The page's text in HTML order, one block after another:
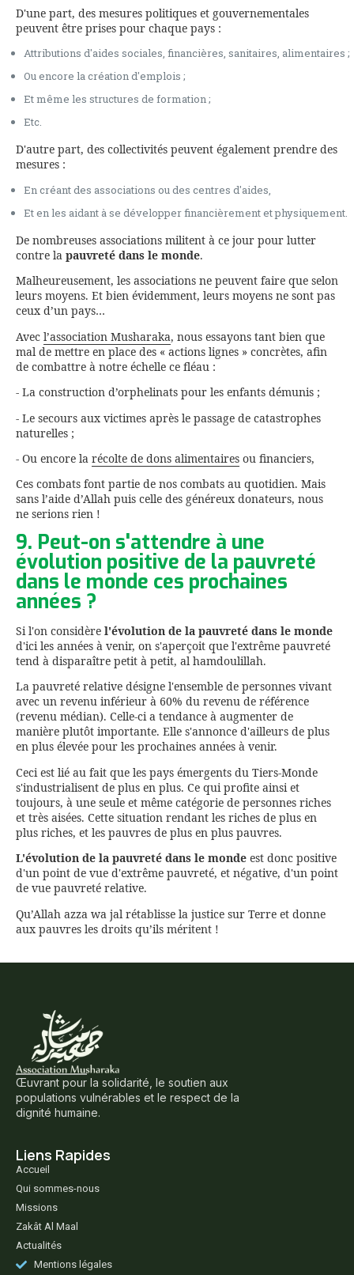
D'une part, des mesures politiques et gouvernementales
peuvent être prises pour chaque pays :
Attributions d'aides sociales, financières, sanitaires, alimentaires ;
Ou encore la création d'emplois ;
Et même les structures de formation ;
Etc.
D'autre part, des collectivités peuvent également prendre des
mesures :
En créant des associations ou des centres d'aides,
Et en les aidant à se développer financièrement et physiquement.
De nombreuses associations militent à ce jour pour lutter
contre la pauvreté dans le monde.
Malheureusement, les associations ne peuvent faire que selon
leurs moyens. Et bien évidemment, leurs moyens ne sont pas
ceux d’un pays…
Avec l’association Musharaka, nous essayons tant bien que
mal de mettre en place des « actions lignes » concrètes, afin
de combattre à notre échelle ce fléau :
- La construction d’orphelinats pour les enfants démunis ;
- Le secours aux victimes après le passage de catastrophes
naturelles ;
- Ou encore la récolte de dons alimentaires ou financiers,
Ces combats font partie de nos combats au quotidien. Mais
sans l’aide d’Allah puis celle des généreux donateurs, nous
ne serions rien !
9. Peut-on s'attendre à une
évolution positive de la pauvreté
dans le monde ces prochaines
années ?
Si l'on considère l'évolution de la pauvreté dans le monde
d'ici les années à venir, on s'aperçoit que l'extrême pauvreté
tend à disparaître petit à petit, al hamdoulillah.
La pauvreté relative désigne l'ensemble de personnes vivant
avec un revenu inférieur à 60% du revenu de référence
(revenu médian). Celle-ci a tendance à augmenter de
manière plutôt importante. Elle s'annonce d'ailleurs de plus
en plus élevée pour les prochaines années à venir.
Ceci est lié au fait que les pays émergents du Tiers-Monde
s'industrialisent de plus en plus. Ce qui profite ainsi et
toujours, à une seule et même catégorie de personnes riches
et très aisées. Cette situation rendant les riches de plus en
plus riches, et les pauvres de plus en plus pauvres.
L'évolution de la pauvreté dans le monde est donc positive
d'un point de vue d'extrême pauvreté, et négative, d'un point
de vue pauvreté relative.
Qu’Allah azza wa jal rétablisse la justice sur Terre et donne
aux pauvres les droits qu’ils méritent !
Œuvrant pour la solidarité, le soutien aux
populations vulnérables et le respect de la
dignité humaine.
Liens Rapides
Accueil
Qui sommes-nous
Missions
Zakât Al Maal
Actualités
Mentions légales